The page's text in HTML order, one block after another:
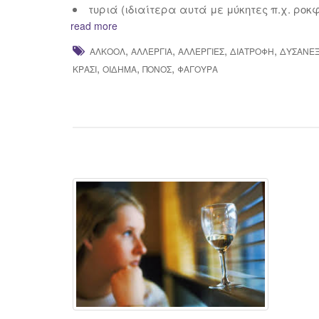
τυριά (ιδιαίτερα αυτά με μύκητες π.χ.
read more
ΑΛΚΟΌΛ, ΑΛΛΕΡΓΊΑ, ΑΛΛΕΡΓΊΕΣ, ΔΙΑΤΡΟΦΉ,
ΚΡΑΣΊ, ΟΊΔΗΜΑ, ΠΌΝΟΣ, ΦΑΓΟΎΡΑ